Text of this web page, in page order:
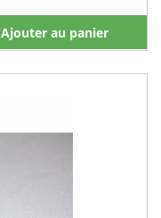
Ajouter au panier